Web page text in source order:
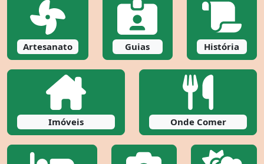
Artesanato Guias História
Imóveis Onde Comer